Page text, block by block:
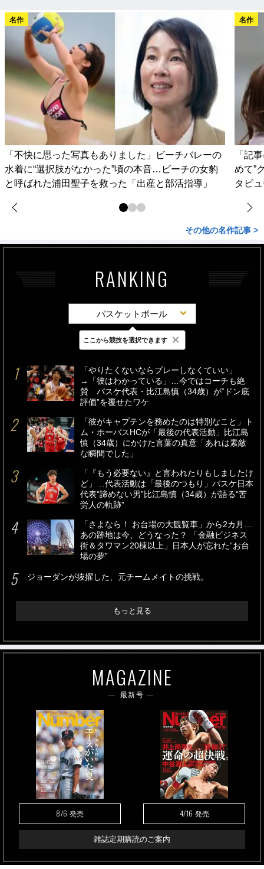
名作
「不快に思った写真もありました」ビーチバレーの
水着に“選択肢がなかった”頃の本音…ビーチの女豹
と呼ばれた浦田聖子を救った「出産と部活指導」
名作
「記
めて”
タビ
その他の名作記事 >
RANKING
バスケットボール
最新 24時間 週間
「やりたくないならプレーしなくていい」
→「彼はわかっている」…今ではコーチも絶
賛 バスケ代表・比江島慎（34歳）が“ドン底
評価”を覆せたワケ
「彼がキャプテンを務めたのは特別なこと」ト
ム・ホーバスHCが「最後の代表活動」比江島
慎（34歳）にかけた言葉の真意「あれは素敵
な瞬間でした」
「『もう必要ない』と言われたりもしましたけ
ど」…代表活動は「最後のつもり」バスケ日本
代表“諦めない男”比江島慎（34歳）が語る“苦
労人の軌跡”
「さよなら！ お台場の大観覧車」から2カ月…
あの跡地は今、どうなった？ 「金融ビジネス
街＆タワマン20棟以上」日本人が忘れた“お台
場の夢”
ジョーダンが抜擢した、元チームメイトの挑戦。
もっと見る
MAGAZINE
最新号
8/6 発売 4/16 発売
雑誌定期購読のご案内
ここから競技を選択できます ×